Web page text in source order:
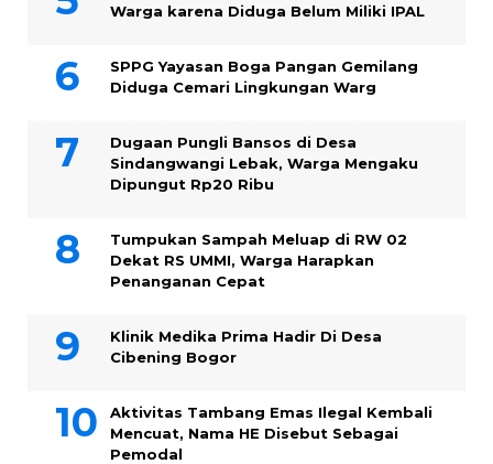
Warga karena Diduga Belum Miliki IPAL
SPPG Yayasan Boga Pangan Gemilang
Diduga Cemari Lingkungan Warg
Dugaan Pungli Bansos di Desa
Sindangwangi Lebak, Warga Mengaku
Dipungut Rp20 Ribu
Tumpukan Sampah Meluap di RW 02
Dekat RS UMMI, Warga Harapkan
Penanganan Cepat
Klinik Medika Prima Hadir Di Desa
Cibening Bogor
Aktivitas Tambang Emas Ilegal Kembali
Mencuat, Nama HE Disebut Sebagai
Pemodal